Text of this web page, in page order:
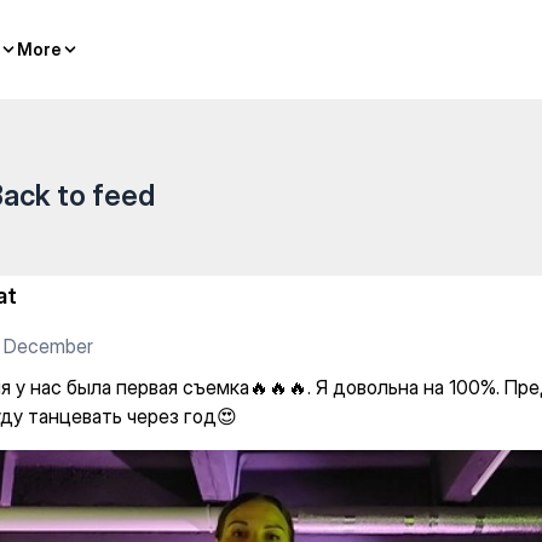
More
More
to feed
December
у нас была первая съемка🔥🔥🔥. Я довольна на 100%.
танцевать через год😍